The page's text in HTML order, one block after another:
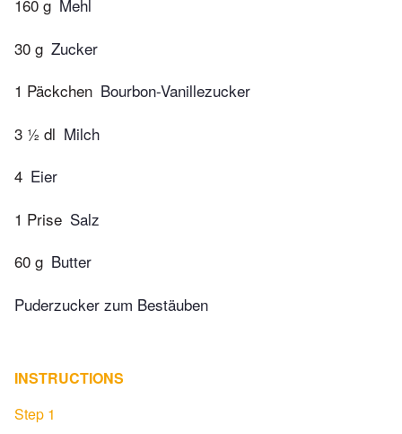
160 g Mehl
30 g Zucker
1 Päckchen Bourbon-Vanillezucker
3 ½ dl Milch
4 Eier
1 Prise Salz
60 g Butter
Puderzucker zum Bestäuben
INSTRUCTIONS
Step 1